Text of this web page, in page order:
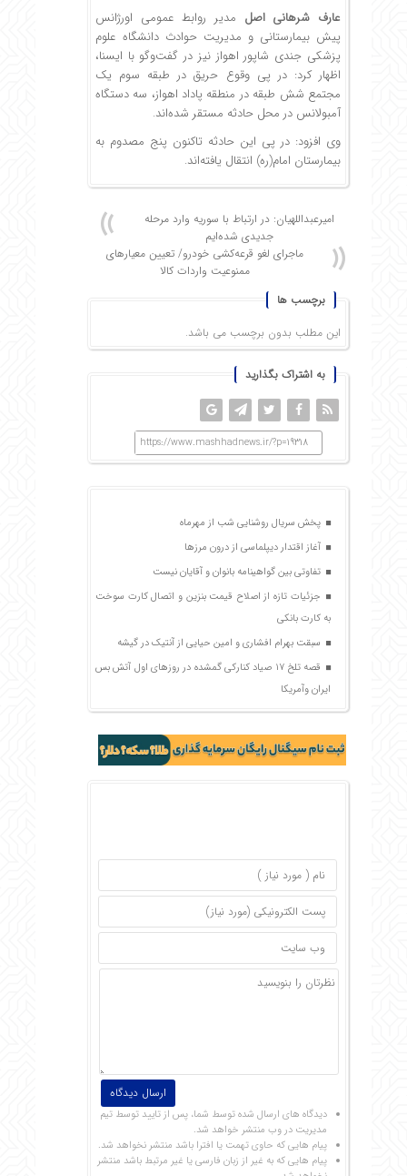
عارف شرهانی اصل مدیر روابط عمومی اورژانس
پیش بیمارستانی و مدیریت حوادث دانشگاه علوم
پزشکی جندی شاپور اهواز نیز در گفت‌وگو با ایسنا،
اظهار کرد: در پی وقوع حریق در طبقه سوم یک
مجتمع شش طبقه در منطقه پاداد اهواز، سه دستگاه
آمبولانس در محل حادثه مستقر شده‌اند.
وی افزود: در پی این حادثه تاکنون پنج مصدوم به
بیمارستان امام(ره) انتقال یافته‌اند.
امیرعبداللهیان: در ارتباط با سوریه وارد مرحله
جدیدی شده‌ایم
ماجرای لغو قرعه‌کشی خودرو/ تعیین معیارهای
ممنوعیت واردات کالا
برچسب ها
این مطلب بدون برچسب می باشد.
به اشتراک بگذارید
https://www.mashhadnews.ir/?p=19318
پخش سریال روشنایی شب از مهرماه
آغاز اقتدار دیپلماسی از درون مرزها
تفاوتی بین گواهینامه بانوان و آقایان نیست
جزئیات تازه از اصلاح قیمت بنزین و اتصال کارت سوخت
به کارت بانکی
سبقت بهرام افشاری و امین حیایی از آنتیک در گیشه
قصه تلخ ۱۷ صیاد کنارکی گمشده در روزهای اول آتش بس
ایران وآمریکا
دیدگاه های ارسال شده توسط شما، پس از تایید توسط تیم
مدیریت در وب منتشر خواهد شد.
پیام هایی که حاوی تهمت یا افترا باشد منتشر نخواهد شد.
پیام هایی که به غیر از زبان فارسی یا غیر مرتبط باشد منتشر